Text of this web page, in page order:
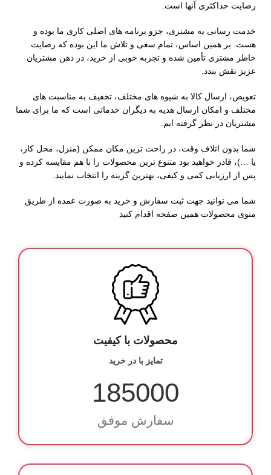
رضایت حداکثری آنها است.
خدمت رسانی به مشتری، جزو برنامه های اصلی کاری ما بوده و
هست. بر همین اساس، تمام سعی و تلاش ما این بوده که رضایت
خاطر مشتری تأمین شده و تجربه خوبی از خرید، در ذهن مشتریان
عزیز نقش بندد.
تعویض، ارسال کالا به شیوه های مختلف، تخفیف به مناسبت های
مختلف و امکان ارسال هدیه به دیگران خدماتی است که ما برای شما
مشتریان در نظر گرفته ایم.
شما بدون اتلاف وقت، در راحت ترین مکان ممکن (منزل، محل کار،
یا …)، قادر خواهید بود متنوع ترین محصولات را با هم مقایسه کرده و
پس از ارزیابی کمی و کیفی، بهترین گزینه را انتخاب نمایید.
شما می توانید جهت ثبت سفارش و خرید به صورت عمده از طریق
منوی محصولات همین صفحه اقدام کنید
محصولات با کیفیت
تمایز با در خرید
185000
سفارش موفق